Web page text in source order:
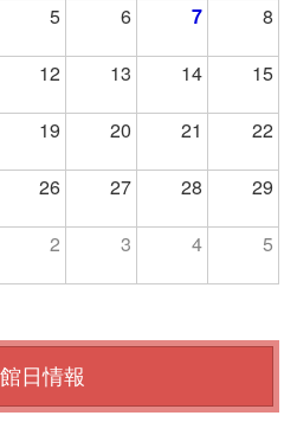
5 6 7 8
12 13 14 15
19 20 21 22
26 27 28 29
2 3 4 5
日情報